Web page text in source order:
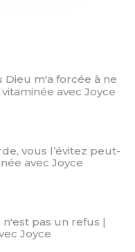
Dieu m'a forcée à ne
avec Joyce
vous l’évitez peut-
avec Joyce
pas un refus |
Joyce